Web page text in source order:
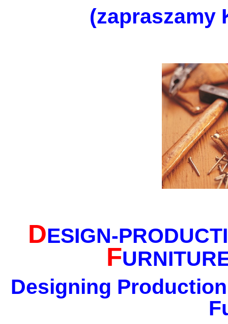
(zapraszamy
DESIGN-
FU
Designing